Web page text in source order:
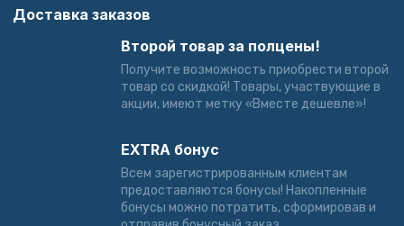
Доставка заказов
Второй товар за полцены!
Получите возможность приобрести второй
товар со скидкой! Товары, участвующие в
акции, имеют метку «Вместе дешевле»!
EXTRA бонус
Всем зарегистрированным клиентам
предоставляются бонусы! Накопленные
бонусы можно потратить, сформировав и